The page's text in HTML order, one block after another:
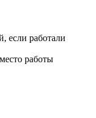
если работали
работы